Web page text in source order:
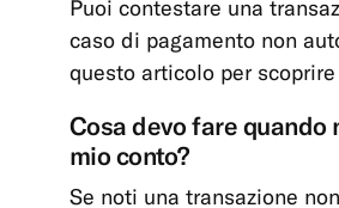
Puoi contestare una
caso di pagamento non
questo articolo per scoprire
Cosa devo fare quando
mio conto?
Se noti una transazione